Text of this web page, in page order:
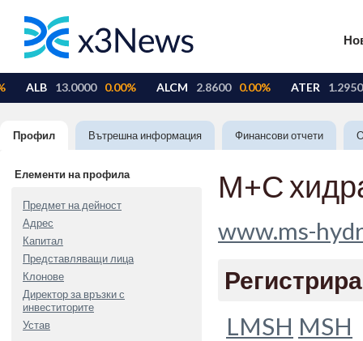
Профил Вътрешна информация Финансови отчети
Елементи на профила
Предмет на дейност
Адрес
Капитал
Представляващи лица
Клонове
Директор за връзки с
инвеститорите
Устав
М+С
www.ms-
LMSH MSH